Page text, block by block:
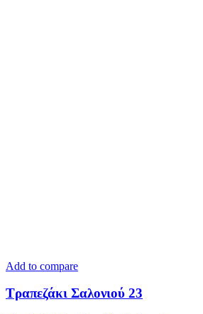
Add to compare
Τραπεζάκι Σαλονιού 23